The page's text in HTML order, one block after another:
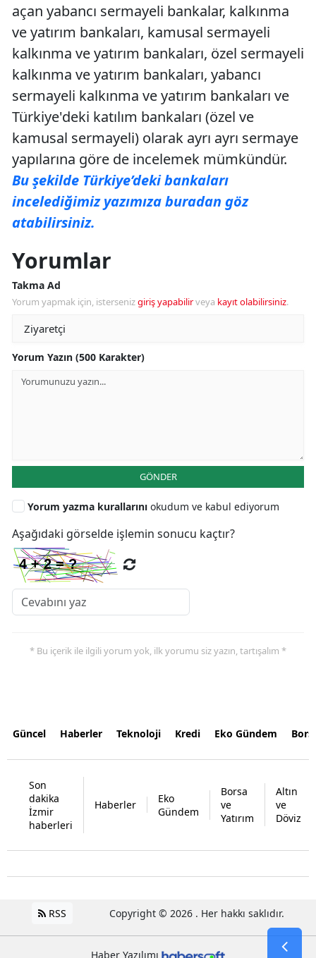
açan yabancı sermayeli bankalar, kalkınma
ve yatırım bankaları, kamusal sermayeli
kalkınma ve yatırım bankaları, özel sermayeli
kalkınma ve yatırım bankaları, yabancı
sermayeli kalkınma ve yatırım bankaları ve
Türkiye'deki katılım bankaları (özel ve
kamusal sermayeli) olarak ayrı ayrı sermaye
yapılarına göre de incelemek mümkündür.
Bu şekilde Türkiye’deki bankaları
incelediğimiz yazımıza buradan göz
atabilirsiniz.
Yorumlar
Takma Ad
Yorum yapmak için, istersenizgiriş yapabilirveya kayıt olabilirsiniz.
Yorum Yazın (500 Karakter)
GÖNDER
Yorum yazma kurallarını okudum ve kabul ediyorum
Aşağıdaki görselde işlemin sonucu kaçtır?
* Bu içerik ile ilgili yorum yok, ilk yorumu siz yazın, tartışalım *
Güncel Haberler Teknoloji Kredi Eko Gündem
Son
dakika
İzmir
haberleri
Haberler
Eko
Gündem
Borsa
ve
Yatırım
Altın
ve
Döviz
RSS Copyright © 2026 . Her hakkı saklıdır.
Haber Yazılımı